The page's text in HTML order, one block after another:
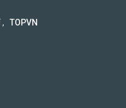
, TOPVN